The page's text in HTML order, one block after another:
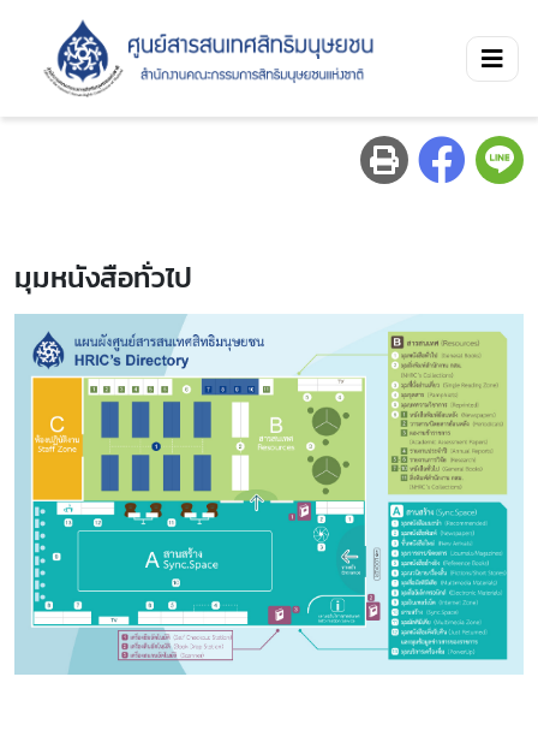
มุมหนังสือทั่วไป